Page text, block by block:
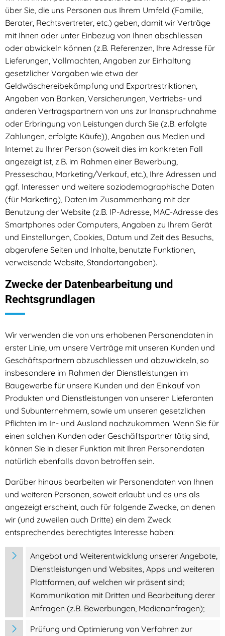
über Sie, die uns Personen aus Ihrem Umfeld (Familie,
Berater, Rechtsvertreter, etc.) geben, damit wir Verträge
mit Ihnen oder unter Einbezug von Ihnen abschliessen
oder abwickeln können (z.B. Referenzen, Ihre Adresse für
Lieferungen, Vollmachten, Angaben zur Einhaltung
gesetzlicher Vorgaben wie etwa der
Geldwäschereibekämpfung und Exportrestriktionen,
Angaben von Banken, Versicherungen, Vertriebs- und
anderen Vertragspartnern von uns zur Inanspruchnahme
oder Erbringung von Leistungen durch Sie (z.B. erfolgte
Zahlungen, erfolgte Käufe)), Angaben aus Medien und
Internet zu Ihrer Person (soweit dies im konkreten Fall
angezeigt ist, z.B. im Rahmen einer Bewerbung,
Presseschau, Marketing/Verkauf, etc.), Ihre Adressen und
ggf. Interessen und weitere soziodemographische Daten
(für Marketing), Daten im Zusammenhang mit der
Benutzung der Website (z.B. IP-Adresse, MAC-Adresse des
Smartphones oder Computers, Angaben zu Ihrem Gerät
und Einstellungen, Cookies, Datum und Zeit des Besuchs,
abgerufene Seiten und Inhalte, benutzte Funktionen,
verweisende Website, Standortangaben).
Zwecke der Datenbearbeitung und
Rechtsgrundlagen
Wir verwenden die von uns erhobenen Personendaten in
erster Linie, um unsere Verträge mit unseren Kunden und
Geschäftspartnern abzuschliessen und abzuwickeln, so
insbesondere im Rahmen der Dienstleistungen im
Baugewerbe für unsere Kunden und den Einkauf von
Produkten und Dienstleistungen von unseren Lieferanten
und Subunternehmern, sowie um unseren gesetzlichen
Pflichten im In- und Ausland nachzukommen. Wenn Sie für
einen solchen Kunden oder Geschäftspartner tätig sind,
können Sie in dieser Funktion mit Ihren Personendaten
natürlich ebenfalls davon betroffen sein.
Darüber hinaus bearbeiten wir Personendaten von Ihnen
und weiteren Personen, soweit erlaubt und es uns als
angezeigt erscheint, auch für folgende Zwecke, an denen
wir (und zuweilen auch Dritte) ein dem Zweck
entsprechendes berechtigtes Interesse haben:
Angebot und Weiterentwicklung unserer Angebote,
Dienstleistungen und Websites, Apps und weiteren
Plattformen, auf welchen wir präsent sind;
Kommunikation mit Dritten und Bearbeitung derer
Anfragen (z.B. Bewerbungen, Medienanfragen);
Prüfung und Optimierung von Verfahren zur